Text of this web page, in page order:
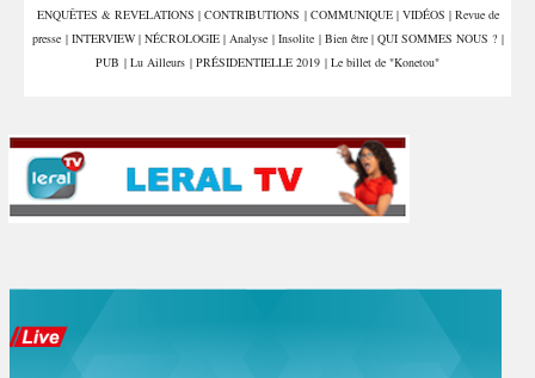
ENQUÊTES & REVELATIONS | CONTRIBUTIONS | COMMUNIQUE | VIDÉOS | Revue de
presse | INTERVIEW | NÉCROLOGIE | Analyse | Insolite | Bien être | QUI SOMMES NOUS ? |
PUB | Lu Ailleurs | PRÉSIDENTIELLE 2019 | Le billet de "Konetou"